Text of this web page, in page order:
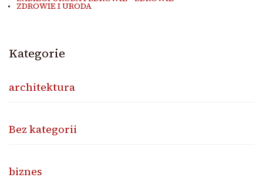
ZDROWIE I URODA
Kategorie
architektura
Bez kategorii
biznes